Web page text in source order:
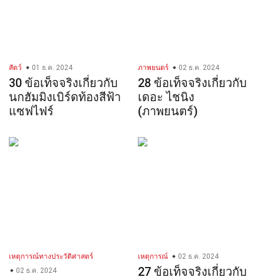
สัตว์ 01 ธ.ค. 2024
30 ข้อเท็จจริงเกี่ยวกับ
นกฮัมมิงเบิร์ดท้องสีฟ้า
แซฟไฟร์
ภาพยนตร์ 02 ธ.ค. 2024
28 ข้อเท็จจริงเกี่ยวกับ
เดอะ ไชนิง
(ภาพยนตร์)
เหตุการณ์ทางประวัติศาสตร์
02 ธ.ค. 2024
เหตุการณ์ 02 ธ.ค. 2024
27 ข้อเท็จจริงเกี่ยวกับ